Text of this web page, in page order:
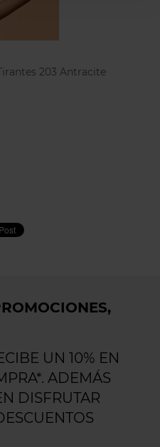
203 Antracite
UN 10% EN
ADEMÁS
DISFRUTAR